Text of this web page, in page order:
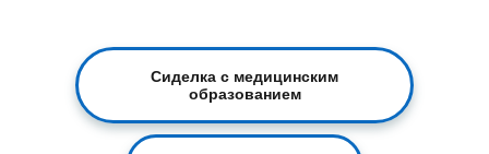
Сиделка с медицинским
образованием